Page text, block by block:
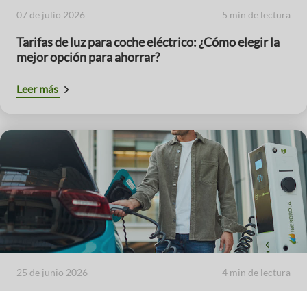
07 de julio 2026 5 min de lectura
Tarifas de luz para coche eléctrico: ¿Cómo elegir la
mejor opción para ahorrar?
Leer más
25 de junio 2026 4 min de lectura